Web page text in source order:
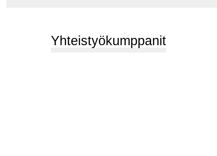
Yhteistyökumppanit